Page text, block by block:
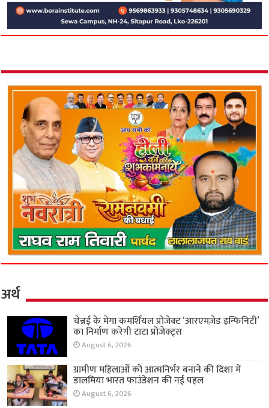
अर्थ
चेन्नई के मेगा कमर्शियल प्रोजेक्ट ‘आरएमज़ेड इन्फिनिटी’
का निर्माण करेगी टाटा प्रोजेक्ट्स
August 6, 2026
ग्रामीण महिलाओं को आत्मनिर्भर बनाने की दिशा में
डालमिया भारत फाउंडेशन की नई पहल
August 6, 2026